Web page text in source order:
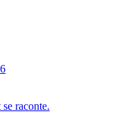
raconte.